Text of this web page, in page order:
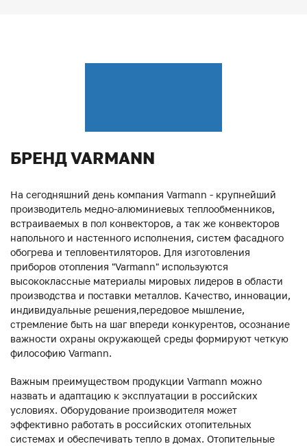
БРЕНД VARMANN
На сегодняшний день компания Varmann - крупнейший
производитель медно-алюминиевых теплообменников,
встраиваемых в пол конвекторов, а так же конвекторов
напольного и настенного исполнения, систем фасадного
обогрева и тепловентиляторов. Для изготовления
приборов отопления "Varmann" используются
высококлассные материалы мировых лидеров в области
производства и поставки металлов. Качество, инновации,
индивидуальные решения,передовое мышление,
стремление быть на шаг впереди конкурентов, осознание
важности охраны окружающей среды формируют четкую
философию Varmann.
Важным преимуществом продукции Varmann можно
назвать и адаптацию к эксплуатации в российских
условиях. Оборудование производителя может
эффективно работать в российских отопительных
системах и обеспечивать тепло в домах. Отопительные